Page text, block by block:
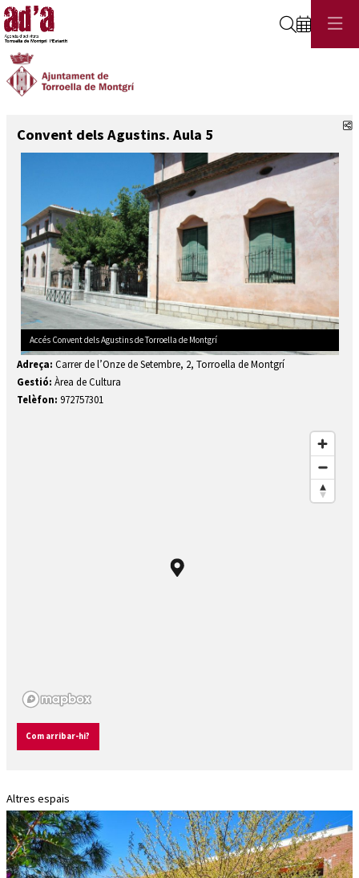
Cerca
Convent dels Agustins. Aula 5
Aula d'Adults de Torroella de Montgrí
Diapositiva 3 de 3: Aula d'Adults de Torroella de Montgrí
Adreça: Carrer de l’Onze de Setembre, 2, Torroella de Montgrí
Gestió: Àrea de Cultura
Telèfon: 972757301
Com arribar-hi?
Altres espais